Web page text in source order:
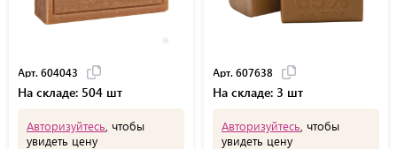
Арт. 604043
На складе: 504 шт
Авторизуйтесь , чтобы
увидеть цену
Арт. 607638
На складе: 3 шт
Авторизуйтесь , чтобы
увидеть цену